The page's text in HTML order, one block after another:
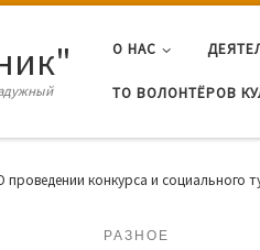
О НАС
ТО ВОЛОНТЁРОВ
проведении конкурса и социального
РАЗНОЕ